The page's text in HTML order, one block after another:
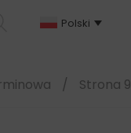
Polski
/ Strona 9